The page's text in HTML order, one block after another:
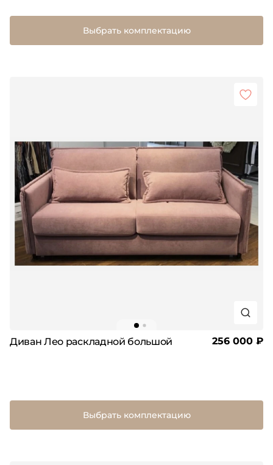
Выбрать комплектацию
Диван Лео раскладной большой 256 000 ₽
Выбрать комплектацию